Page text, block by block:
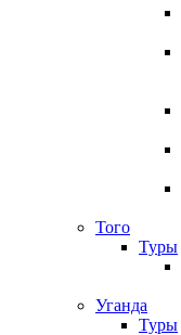
Того
Туры
Уганда
Туры